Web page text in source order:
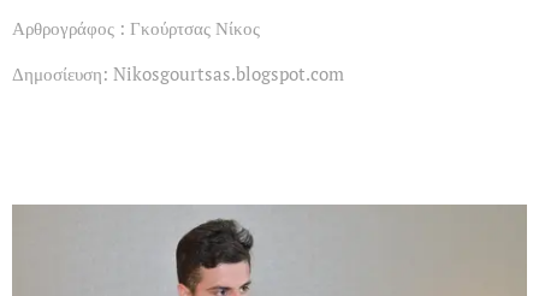
Αρθρογράφος : Γκούρτσας Νίκος
Δημοσίευση: Nikosgourtsas.blogspot.com